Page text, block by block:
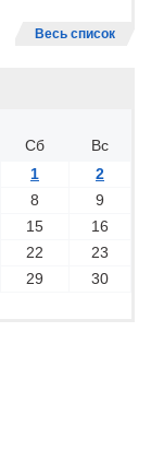
Весь список
Сб
Вс
1
2
8
9
15
16
22
23
29
30